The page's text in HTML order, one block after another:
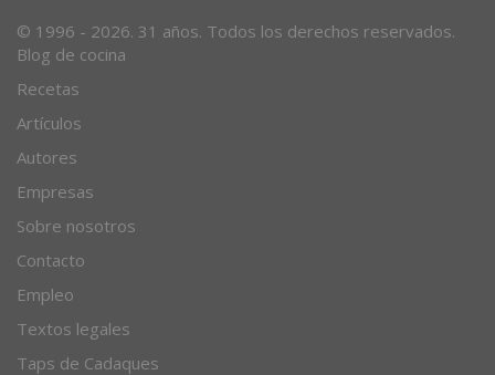
© 1996 - 2026. 31 años. Todos los derechos reservados.
Blog de cocina
Recetas
Artículos
Autores
Empresas
Sobre nosotros
Contacto
Empleo
Textos legales
Taps de Cadaques